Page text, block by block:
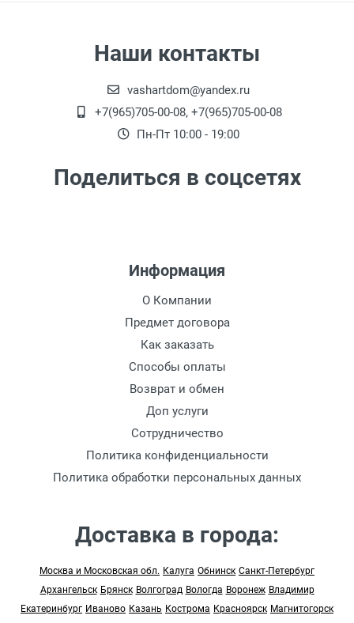
Наши контакты
vashartdom@yandex.ru
+7(965)705-00-08, +7(965)705-00-08
Пн-Пт 10:00 - 19:00
Поделиться в соцсетях
Информация
О Компании
Предмет договора
Как заказать
Способы оплаты
Возврат и обмен
Доп услуги
Сотрудничество
Политика конфиденциальности
Политика обработки персональных данных
Доставка в города:
Москва и Московская обл. Калуга Обнинск Санкт-Петербург
Архангельск Брянск Волгоград Вологда Воронеж Владимир
Екатеринбург Иваново Казань Кострома Красноярск Магнитогорск